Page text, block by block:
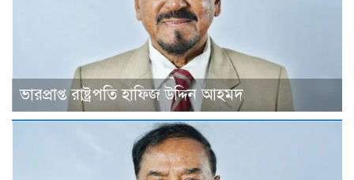
ভারপ্রাপ্ত রাষ্ট্রপতি হাফিজ উদ্দিন আহমদ